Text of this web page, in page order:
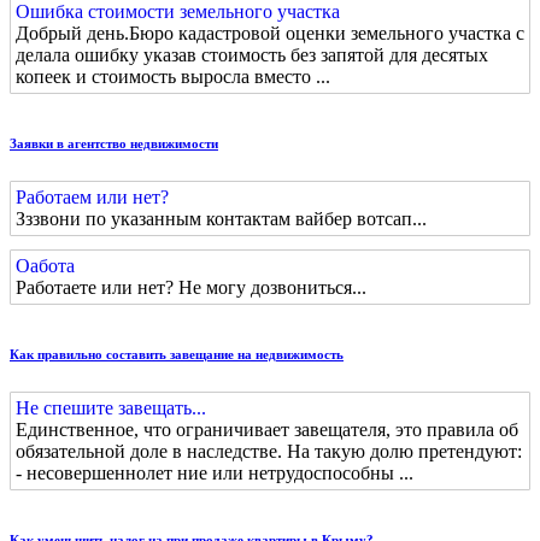
Ошибка стоимости земельного участка
Добрый день.Бюро кадастровой оценки земельного участка с
делала ошибку указав стоимость без запятой для десятых
копеек и стоимость выросла вместо ...
Заявки в агентство недвижимости
Работаем или нет?
Зззвони по указанным контактам вайбер вотсап...
Оабота
Работаете или нет? Не могу дозвониться...
Как правильно составить завещание на недвижимость
Не спешите завещать...
Единственное, что ограничивает завещателя, это правила об
обязательной доле в наследстве. На такую долю претендуют:
- несовершеннолет ние или нетрудоспособны ...